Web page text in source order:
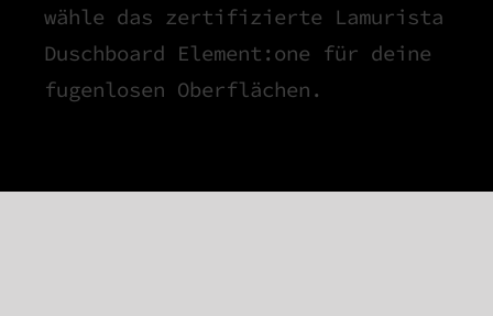
wähle das zertifizierte Lamurista
Duschboard Element:one für deine
fugenlosen Oberflächen.